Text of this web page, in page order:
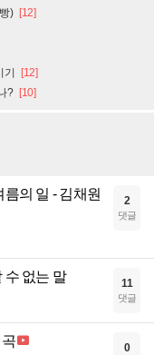
) [12]
기 [12]
? [10]
의 일 - 김채원
2
댓글
수 없는 말 11
댓글
0